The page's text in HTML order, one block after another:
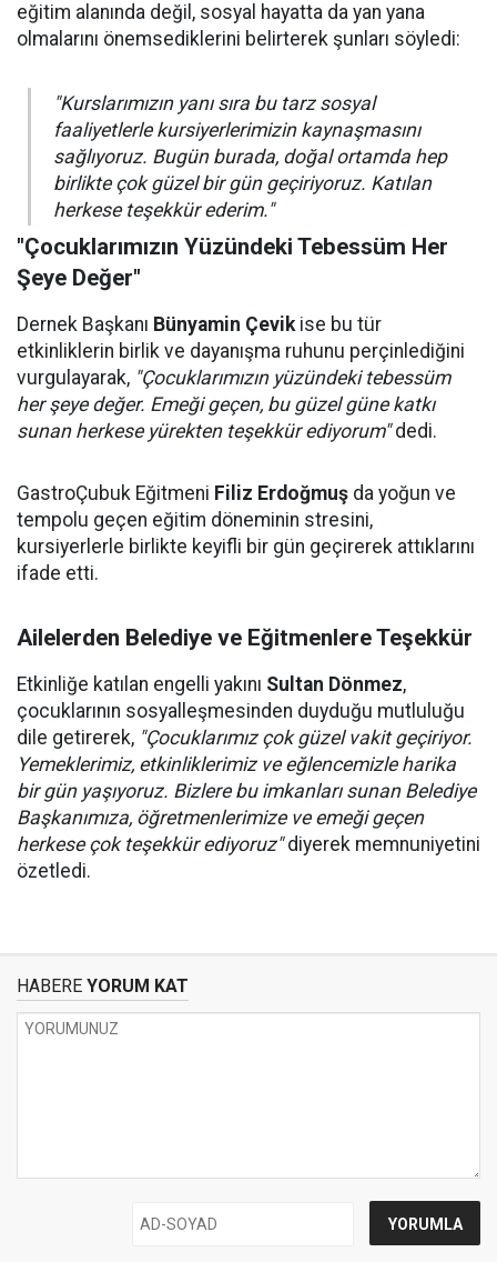
eğitim alanında değil, sosyal hayatta da yan yana
olmalarını önemsediklerini belirterek şunları söyledi:
"Kurslarımızın yanı sıra bu tarz sosyal
faaliyetlerle kursiyerlerimizin kaynaşmasını
sağlıyoruz. Bugün burada, doğal ortamda hep
birlikte çok güzel bir gün geçiriyoruz. Katılan
herkese teşekkür ederim."
"Çocuklarımızın Yüzündeki Tebessüm Her
Şeye Değer"
Dernek Başkanı Bünyamin Çevikise bu tür
etkinliklerin birlik ve dayanışma ruhunu perçinlediğini
vurgulayarak, "Çocuklarımızın yüzündeki tebessüm
her şeye değer. Emeği geçen, bu güzel güne katkı
sunan herkese yürekten teşekkür ediyorum"dedi.
GastroÇubuk Eğitmeni Filiz Erdoğmuş da yoğun ve
tempolu geçen eğitim döneminin stresini,
kursiyerlerle birlikte keyifli bir gün geçirerek attıklarını
ifade etti.
Ailelerden Belediye ve Eğitmenlere Teşekkür
Etkinliğe katılan engelli yakını Sultan Dönmez,
çocuklarının sosyalleşmesinden duyduğu mutluluğu
dile getirerek, "Çocuklarımız çok güzel vakit geçiriyor.
Yemeklerimiz, etkinliklerimiz ve eğlencemizle harika
bir gün yaşıyoruz. Bizlere bu imkanları sunan Belediye
Başkanımıza, öğretmenlerimize ve emeği geçen
herkese çok teşekkür ediyoruz"diyerek memnuniyetini
özetledi.
HABERE YORUM KAT